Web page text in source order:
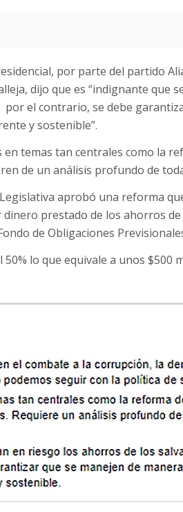
por parte del partido
dijo que es “indignante que
el contrario, se debe
y sostenible”.
temas tan centrales como la
de un análisis profundo de
aprobó una reforma
dinero prestado de los ahorros
de Obligaciones
50% lo que equivale a unos $500